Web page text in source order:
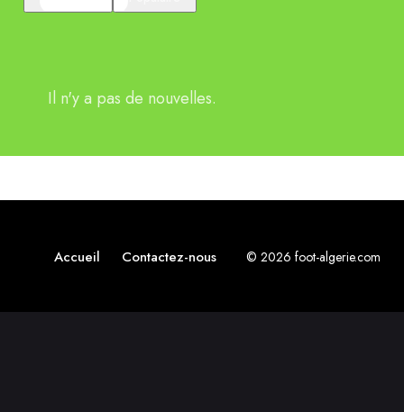
Il n'y a pas de nouvelles.
Accueil Contactez-nous © 2026 foot-algerie.com